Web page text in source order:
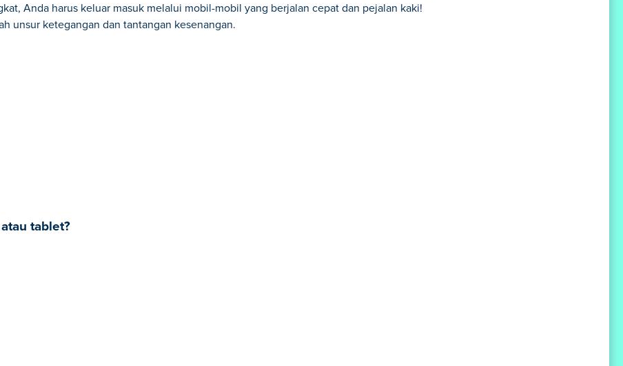
Anda harus keluar masuk melalui mobil-mobil yang berjalan cepat dan pejalan kaki!
unsur ketegangan dan tantangan kesenangan.
tablet?